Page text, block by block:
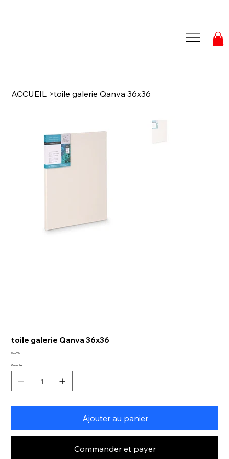
ACCUEIL >toile galerie Qanva 36x36
toile galerie Qanva 36x36
Prix
69,99 $
Quantité
Ajouter au panier
Commander et payer